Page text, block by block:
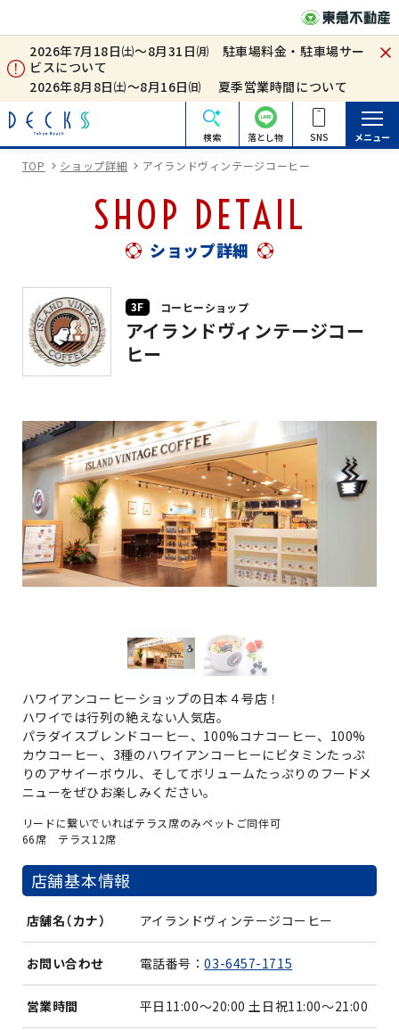
2026年7月18日㈯～8月31日㈪ 駐車場料金・駐車場サー
ビスについて
2026年8月8日㈯～8月16日㈰ 夏季営業時間について
検索 落とし物 SNS メニュー
TOP ショップ詳細 アイランドヴィンテージコーヒー
SHOP DETAIL
ショップ詳細
3F コーヒーショップ
アイランドヴィンテージコー
ヒー
ハワイアンコーヒーショップの日本４号店！
ハワイでは行列の絶えない人気店。
パラダイスブレンドコーヒー、100%コナコーヒー、100%
カウコーヒー、3種のハワイアンコーヒーにビタミンたっぷ
りのアサイーボウル、そしてボリュームたっぷりのフードメ
ニューをぜひお楽しみください。
リードに繋いでいればテラス席のみペットご同伴可
66席 テラス12席
店舗基本情報
店舗名（カナ） アイランドヴィンテージコーヒー
お問い合わせ 電話番号：03-6457-1715
営業時間 平日11:00～20:00 土日祝11:00～21:00